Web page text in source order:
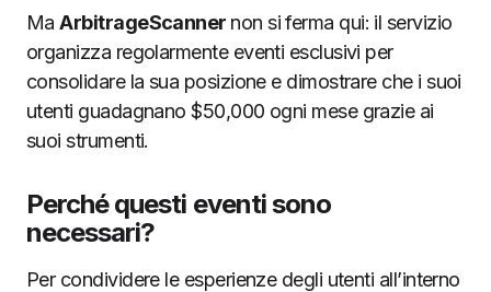
MaArbitrageScanner non si ferma qui: il servizio
organizza regolarmente eventi esclusivi per
consolidare la sua posizione e dimostrare che i suoi
utenti guadagnano $50,000 ogni mese grazie ai
suoi strumenti.
Perché questi eventi sono
necessari?
Per condividere le esperienze degli utenti all’interno